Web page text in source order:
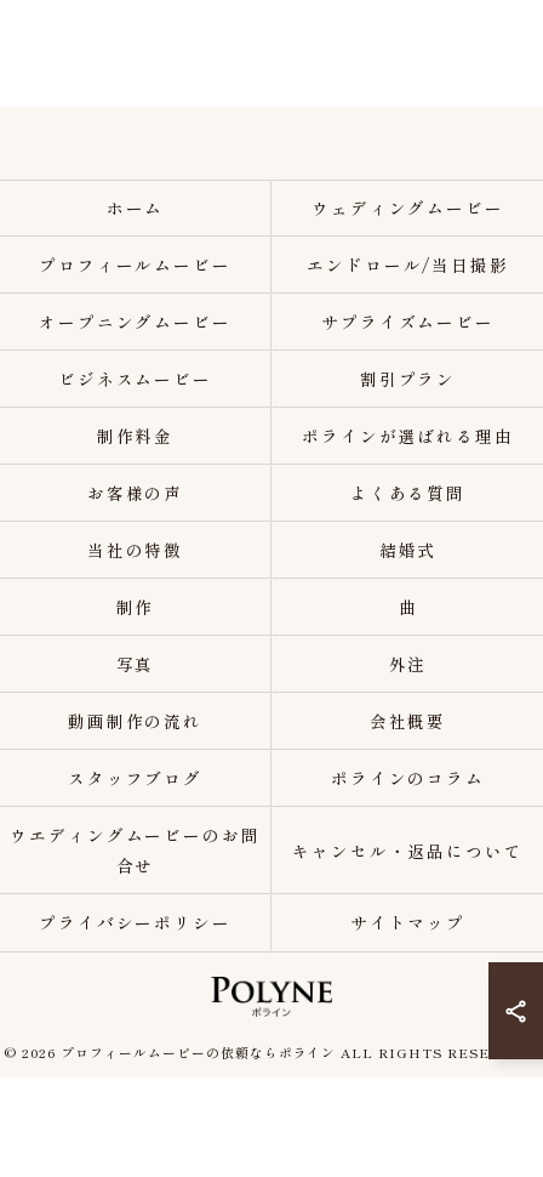
ホーム ウェディングムービー
プロフィールムービー エンドロール/当日撮影
オープニングムービー サプライズムービー
ビジネスムービー 割引プラン
制作料金 ポラインが選ばれる理由
お客様の声 よくある質問
当社の特徴 結婚式
制作 曲
写真 外注
動画制作の流れ 会社概要
スタッフブログ ポラインのコラム
ウエディングムービーのお問
合せ
キャンセル・返品について
プライバシーポリシー サイトマップ
© 2026 プロフィールムービーの依頼ならポライン ALL RIGHTS RESERVED.